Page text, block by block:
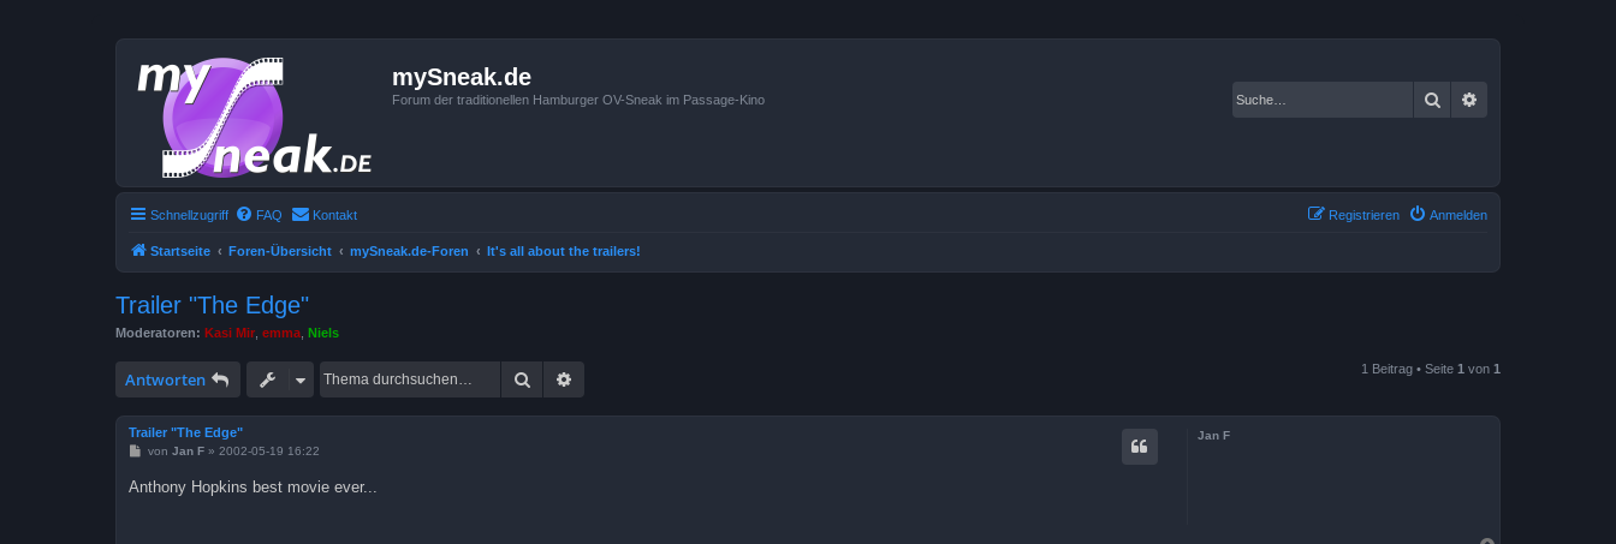
mySneak.de
Forum der traditionellen Hamburger OV-Sneak im Passage-Kino Suche
Schnellzugriff FAQ Kontakt Anmelden
Registrieren
Startseite Foren-Übersicht mySneak.de-Foren It's all about the trailers!
Trailer "The Edge"
Moderatoren: Kasi Mir emma Niels
Antworten Suche 1 Beitrag • Seite 1 von 1
Jan F
Trailer "The Edge"
B
t
von Jan F» 2002-05-19 16:22
Anthony Hopkins best movie ever...